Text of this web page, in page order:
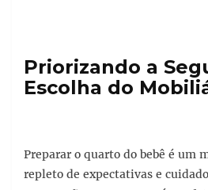
Priorizando a
Escolha do
Preparar o quarto do bebê é um
repleto de expectativas e